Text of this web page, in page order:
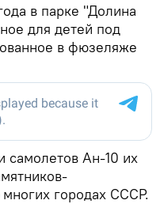
в парке "Долина
для детей под
в фюзеляже
самолетов Ан-10 их
городах СССР.